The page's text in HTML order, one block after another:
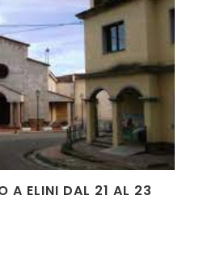
A ELINI DAL 21 AL 23